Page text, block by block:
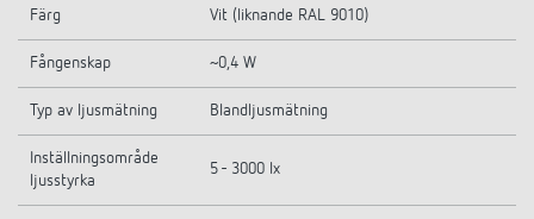
Färg Vit (liknande RAL 9010)
Fångenskap ~0,4 W
Typ av ljusmätning Blandljusmätning
Inställningsområde
ljusstyrka
5 - 3000 lx